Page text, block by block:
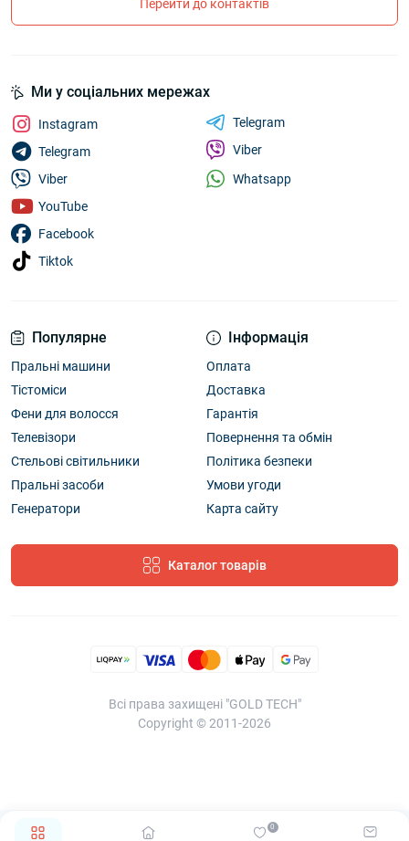
0
Перейти до контактів
Популярне
Пральні машини
Тістоміси
Фени для волосся
Телевізори
Стельові світильники
Пральні засоби
Генератори
Інформація
Оплата
Доставка
Гарантія
Повернення та обмін
Політика безпеки
Умови угоди
Карта сайту
Каталог товарів
Ми у соціальних мережах
Instagram
Telegram
Viber
YouTube
Facebook
Tiktok
Telegram
Viber
Whatsapp
Всі права захищені "GOLD TECH"
Copyright © 2011-2026